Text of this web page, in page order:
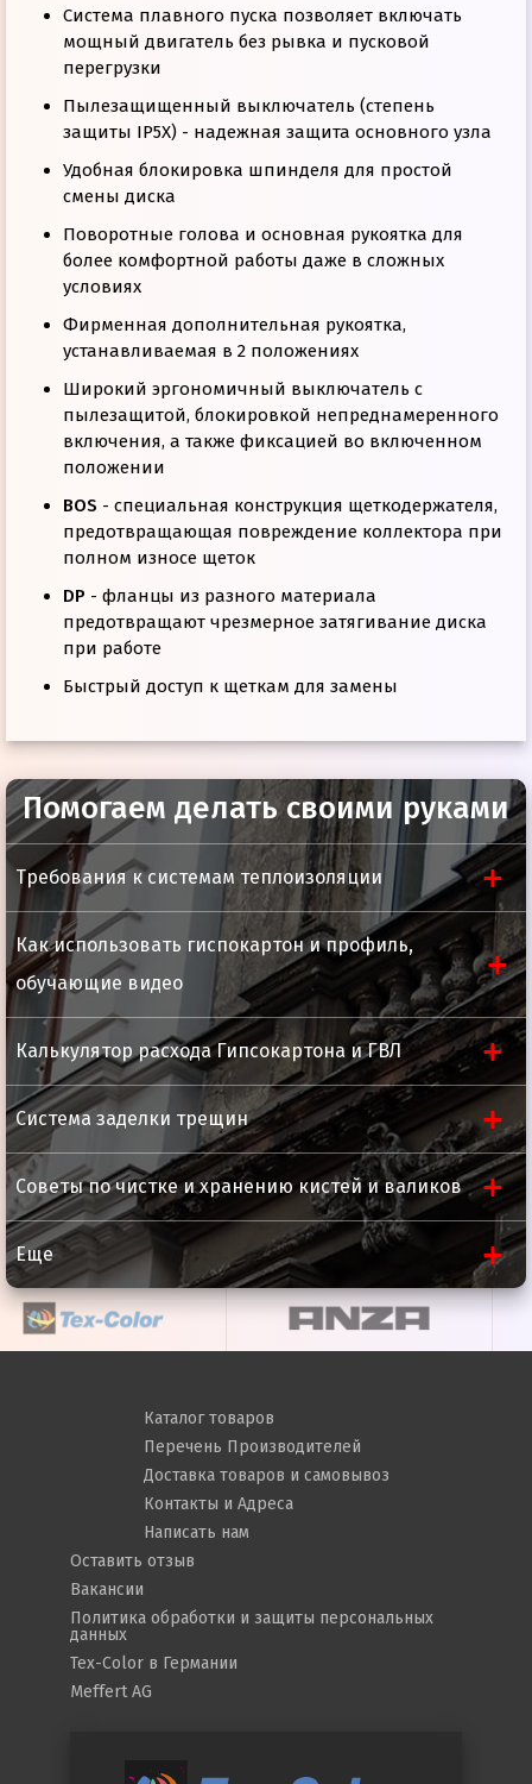
Система плавного пуска позволяет включать
мощный двигатель без рывка и пусковой
перегрузки
Пылезащищенный выключатель (степень
защиты IP5X) - надежная защита основного узла
Удобная блокировка шпинделя для простой
смены диска
Поворотные голова и основная рукоятка для
более комфортной работы даже в сложных
условиях
Фирменная дополнительная рукоятка,
устанавливаемая в 2 положениях
Широкий эргономичный выключатель с
пылезащитой, блокировкой непреднамеренного
включения, а также фиксацией во включенном
положении
BOS - специальная конструкция щеткодержателя,
предотвращающая повреждение коллектора при
полном износе щеток
DP - фланцы из разного материала
предотвращают чрезмерное затягивание диска
при работе
Быстрый доступ к щеткам для замены
Защита от перегрузки
нет
Масса изделия,
6 кг
Гарантия
5 лет
Плавный пуск
есть
Диаметр диска
230 мм
Электронная регулировка
оборотов
нет
Отключение питания при
заклинивании диска
нет
Фиксация кнопки включения
есть
Поворотная голова
есть
Суперфланец
Напряжение
220-240/50 В/Гц
61x12,5x17 см
Число оборотов
оборотов под нагрузкой
Посадочный диаметр
Для зачистки, шлифовки и резки металлов при
установке соответствующих шлифовальных и
отрезных кругов
Помогаем делать своими руками
Требования к системам теплоизоляции
Как использовать гиспокартон и профиль,
обучающие видео
Калькулятор расхода Гипсокартона и ГВЛ
Система заделки трещин
Советы по чистке и хранению кистей и валиков
Еще
Каталог товаров
Перечень Производителей
Доставка товаров и самовывоз
Контакты и Адреса
Написать нам
Оставить отзыв
Вакансии
Политика обработки и защиты персональных
данных
Tex-Color в Германии
Meffert AG